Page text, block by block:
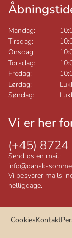
Mandag:
Tirsdag:
Onsdag:
Torsdag:
Fredag:
Lørdag:
Søndag:
Vi er her
(+45)
Send os en mail:
info@dansk-
Vi besvarer mails
helligdage.
CookiesKontakt